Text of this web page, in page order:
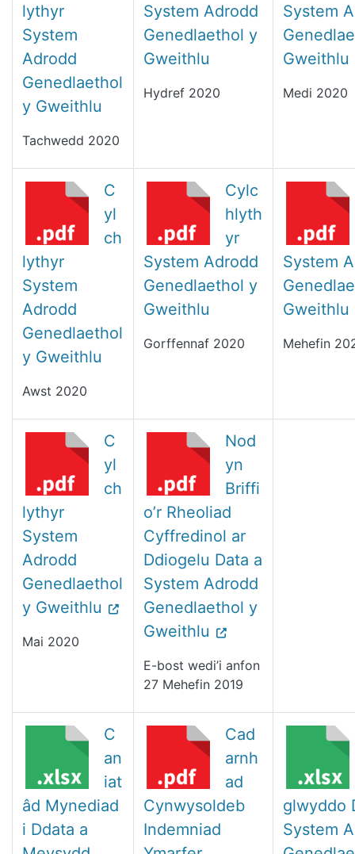
lythyr
System
Adrodd
Genedlaethol
y Gweithlu
Tachwedd 2020
System Adrodd
Genedlaethol y
Gweithlu
Hydref 2020
System
Gweithlu
Medi 2020
C
yl
ch
lythyr
System
Adrodd
Genedlaethol
y Gweithlu
Awst 2020
Cylc
hlyth
yr
System Adrodd
Genedlaethol y
Gweithlu
Gorffennaf 2020
System
Gweithlu
Mehefin
C
yl
ch
lythyr
System
Adrodd
Genedlaethol
y Gweithlu
Mai 2020
Nod
yn
Briffi
o’r Rheoliad
Cyffredinol ar
Ddiogelu Data a
System Adrodd
Genedlaethol y
Gweithlu
E-bost wedi’i anfon
27 Mehefin 2019
C
an
iat
âd Mynediad
i Ddata a
Cad
arnh
ad
Cynwysoldeb
Indemniad
glwyddo
System